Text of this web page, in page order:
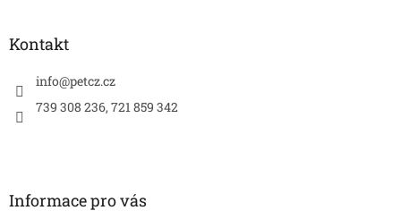
Kontakt
info@petcz.cz
739 308 236, 721 859 342
Informace pro vás